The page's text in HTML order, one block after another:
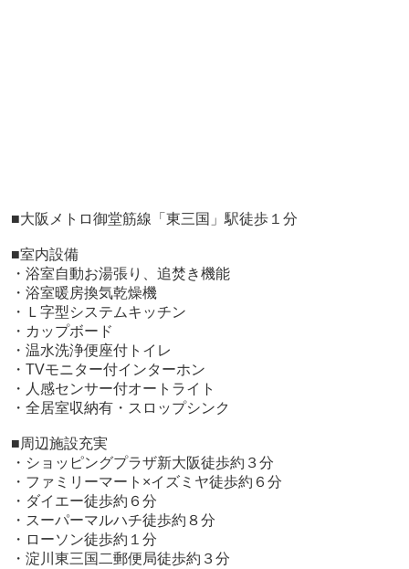
■大阪メトロ御堂筋線「東三国」駅徒歩１分
■室内設備
・浴室自動お湯張り、追焚き機能
・浴室暖房換気乾燥機
・Ｌ字型システムキッチン
・カップボード
・温水洗浄便座付トイレ
・TVモニター付インターホン
・人感センサー付オートライト
・全居室収納有・スロップシンク
■周辺施設充実
・ショッピングプラザ新大阪徒歩約３分
・ファミリーマート×イズミヤ徒歩約６分
・ダイエー徒歩約６分
・スーパーマルハチ徒歩約８分
・ローソン徒歩約１分
・淀川東三国二郵便局徒歩約３分